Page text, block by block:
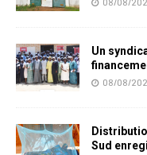
Un
08/08/
Sud